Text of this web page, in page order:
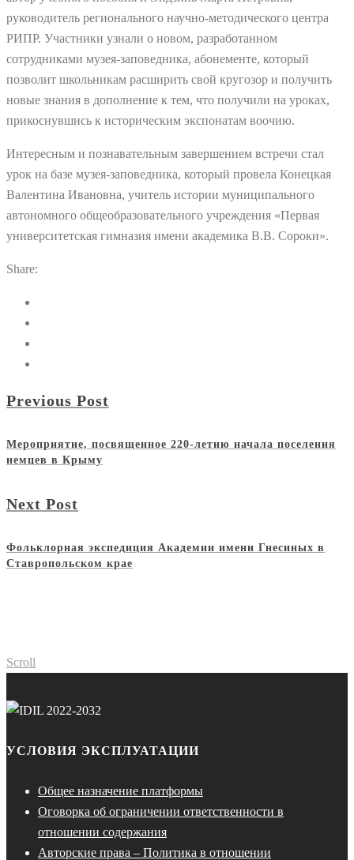
руководитель регионального научно-методического центра
РИПР. Участники узнали о новом, разработанном
сотрудниками музея-заповедника, абонементе, который
позволит школьникам расширить свой кругозор и получить
новые знания в дополнение к тем, что получили на уроках,
прикоснувшись к историческим экспонатам воочию.
Интересным и познавательным завершением встречи стал
урок на базе музея-заповедника, который провела Конецкая
Валентина Ивановна, учитель истории муниципального
автономного общеобразовательного учреждения «Первая
университетская гимназия имени академика В.В. Сороки».
Share:
Previous Post
Мероприятие, посвященное 220-летию начала поселения
немцев в Крыму
Next Post
Фольклорная экспедиция Академии имени Гнесиных в
Ставропольском крае
Scroll
УСЛОВИЯ ЭКСПЛУАТАЦИИ
Общее назначение платформы
Оговорка об ограничении ответственности в
отношении содержания
Авторские права – Политика в отношении